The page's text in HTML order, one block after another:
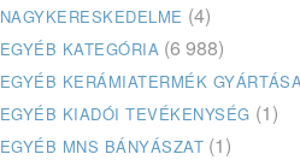
NAGYKERESKEDELME (4)
EGYÉB KATEGÓRIA (6 988)
EGYÉB KERÁMIATERMÉK
EGYÉB KIADÓI TEVÉKENYSÉG (1)
EGYÉB MNS BÁNYÁSZAT (1)